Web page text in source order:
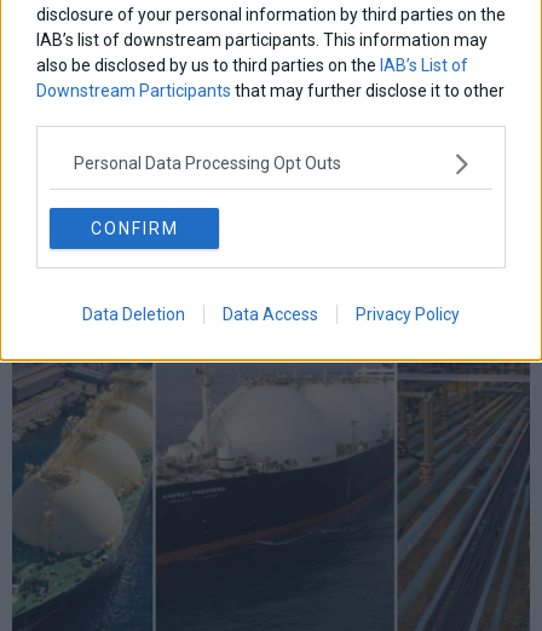
disclosure of your personal information by third parties on the
IAB’s list of downstream participants. This information may
also be disclosed by us to third parties on the IAB’s List of
Downstream Participants that may further disclose it to other
Personal Data Processing Opt Outs
CONFIRM
Data Deletion Data Access Privacy Policy
Το Brent σπάει τα $100 και πυροδοτεί νέο κύμα
ανησυχίας